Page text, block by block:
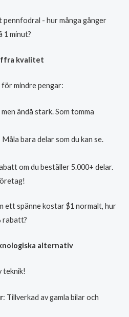
pennfodral - hur många gånger
1 minut?
kvalitet
mindre pengar:
ändå stark. Som tomma
Måla bara delar som du kan se.
om du beställer 5.000+ delar.
ett spänne kostar $1 normalt, hur
rabatt?
alternativ
teknik!
: Tillverkad av gamla bilar och